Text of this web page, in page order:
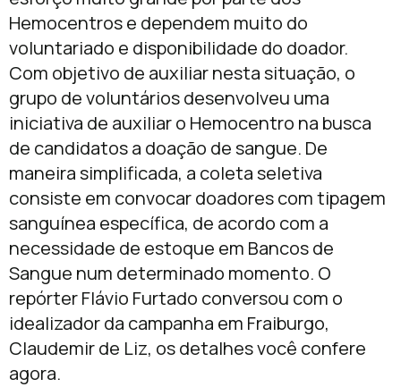
Hemocentros e dependem muito do
voluntariado e disponibilidade do doador.
Com objetivo de auxiliar nesta situação, o
grupo de voluntários desenvolveu uma
iniciativa de auxiliar o Hemocentro na busca
de candidatos a doação de sangue. De
maneira simplificada, a coleta seletiva
consiste em convocar doadores com tipagem
sanguínea específica, de acordo com a
necessidade de estoque em Bancos de
Sangue num determinado momento. O
repórter Flávio Furtado conversou com o
idealizador da campanha em Fraiburgo,
Claudemir de Liz, os detalhes você confere
agora.